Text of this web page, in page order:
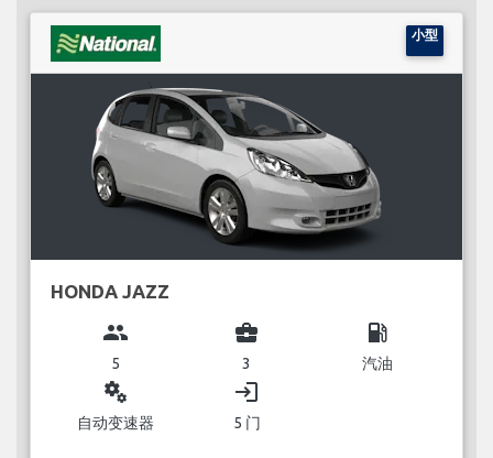
小型
HONDA JAZZ
group
5
business_center
3
local_gas_station
汽油
miscellaneous_services
自动变速器
login
5 门